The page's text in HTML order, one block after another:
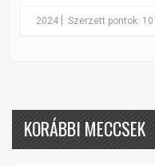
2024 Szerzett pontok:
KORÁBBI MECCSEK